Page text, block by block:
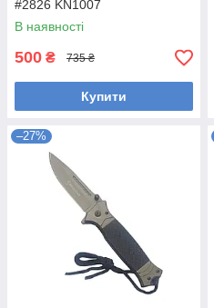
#2826 KN1007
В наявності
500 ₴ 735 ₴
Купити
–27%